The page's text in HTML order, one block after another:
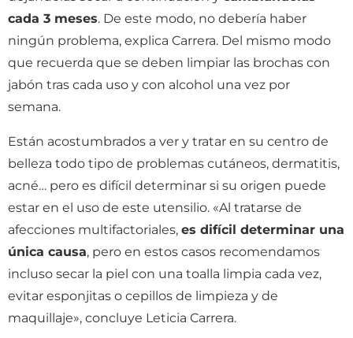
cada 3 meses. De este modo, no debería haber
ningún problema, explica Carrera. Del mismo modo
que recuerda que se deben limpiar las brochas con
jabón tras cada uso y con alcohol una vez por
semana.
Están acostumbrados a ver y tratar en su centro de
belleza todo tipo de problemas cutáneos, dermatitis,
acné… pero es difícil determinar si su origen puede
estar en el uso de este utensilio. «Al tratarse de
afecciones multifactoriales, es difícil determinar una
única causa, pero en estos casos recomendamos
incluso secar la piel con una toalla limpia cada vez,
evitar esponjitas o cepillos de limpieza y de
maquillaje», concluye Leticia Carrera.